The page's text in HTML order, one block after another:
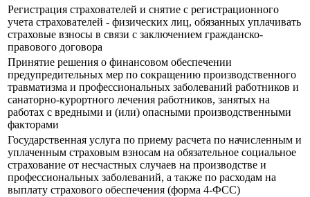
Регистрация страхователей и снятие с регистрационного
учета страхователей - физических лиц, обязанных уплачивать
страховые взносы в связи с заключением гражданско-
правового договора
Принятие решения о финансовом обеспечении
предупредительных мер по сокращению производственного
травматизма и профессиональных заболеваний работников и
санаторно-курортного лечения работников, занятых на
работах с вредными и (или) опасными производственными
факторами
Государственная услуга по приему расчета по начисленным и
уплаченным страховым взносам на обязательное социальное
страхование от несчастных случаев на производстве и
профессиональных заболеваний, а также по расходам на
выплату страхового обеспечения (форма 4-ФСС)